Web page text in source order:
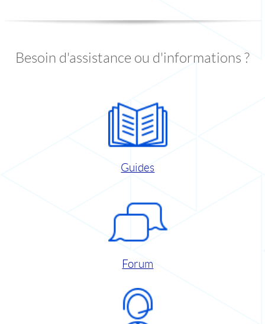
Besoin d'assistance ou d'informations ?
Guides
Forum